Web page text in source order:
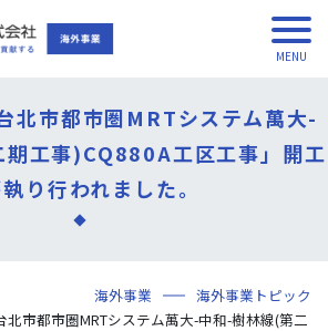
北市都市圏MRTシステム萬大-
工事)CQ880A工区工事」開工
り行われました。
海外事業
海外事業トピック
北市都市圏MRTシステム萬大-中和-樹林線(第二